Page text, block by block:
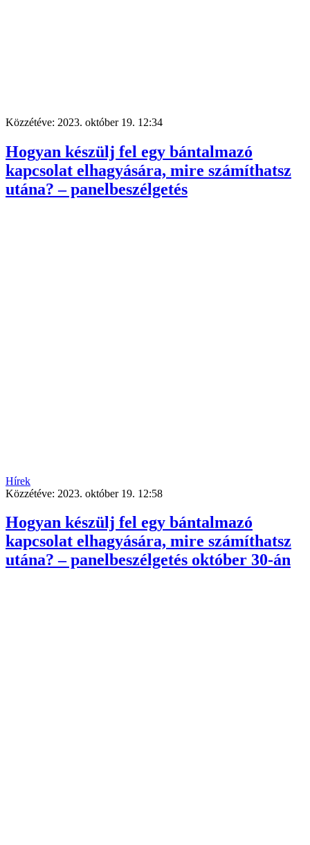
Közzétéve: 2023. október 19. 12:34
Hogyan készülj fel egy bántalmazó
kapcsolat elhagyására, mire számíthatsz
utána? – panelbeszélgetés
Hírek
Közzétéve: 2023. október 19. 12:58
Hogyan készülj fel egy bántalmazó
kapcsolat elhagyására, mire számíthatsz
utána? – panelbeszélgetés október 30-án